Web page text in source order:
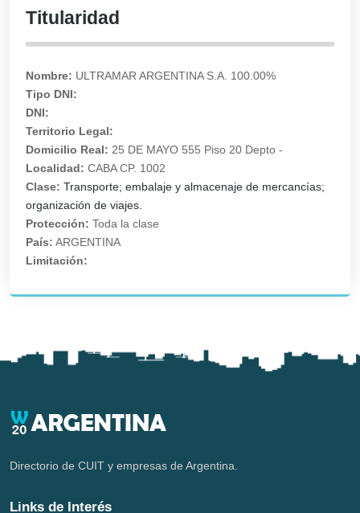
Titularidad
Nombre: ULTRAMAR ARGENTINA S.A. 100.00%
Tipo DNI:
DNI:
Territorio Legal:
Domicilio Real: 25 DE MAYO 555 Piso 20 Depto -
Localidad: CABA CP. 1002
Clase: Transporte; embalaje y almacenaje de mercancías;
organización de viajes.
Protección: Toda la clase
País: ARGENTINA
Limitación:
Directorio de CUIT y empresas de Argentina.
Links de Interés